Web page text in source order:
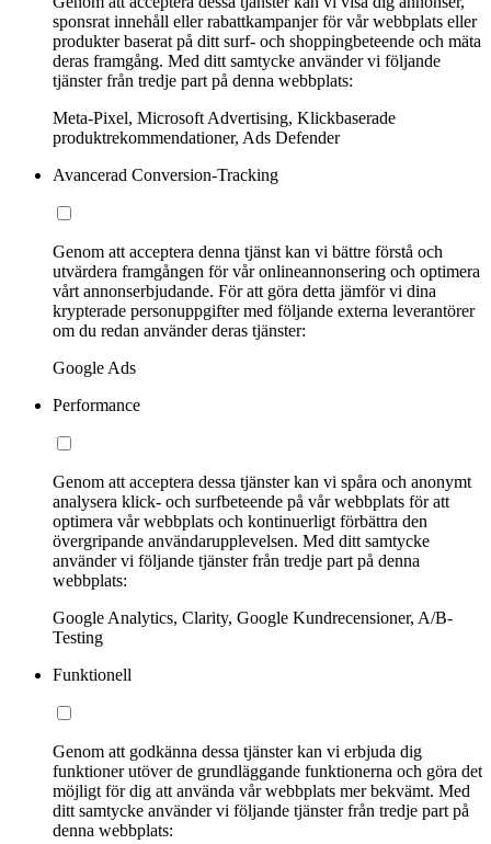
sponsrat innehåll eller rabattkampanjer för vår webbplats eller
produkter baserat på ditt surf- och shoppingbeteende och mäta
deras framgång. Med ditt samtycke använder vi följande
tjänster från tredje part på denna webbplats:
Meta-Pixel, Microsoft Advertising, Klickbaserade
produktrekommendationer, Ads Defender
Avancerad Conversion-Tracking
Genom att acceptera denna tjänst kan vi bättre förstå och
utvärdera framgången för vår onlineannonsering och optimera
vårt annonserbjudande. För att göra detta jämför vi dina
krypterade personuppgifter med följande externa leverantörer
om du redan använder deras tjänster:
Google Ads
Performance
Genom att acceptera dessa tjänster kan vi spåra och anonymt
analysera klick- och surfbeteende på vår webbplats för att
optimera vår webbplats och kontinuerligt förbättra den
övergripande användarupplevelsen. Med ditt samtycke
använder vi följande tjänster från tredje part på denna
webbplats:
Google Analytics, Clarity, Google Kundrecensioner, A/B-
Testing
Funktionell
Genom att godkänna dessa tjänster kan vi erbjuda dig
funktioner utöver de grundläggande funktionerna och göra det
möjligt för dig att använda vår webbplats mer bekvämt. Med
ditt samtycke använder vi följande tjänster från tredje part på
denna webbplats: